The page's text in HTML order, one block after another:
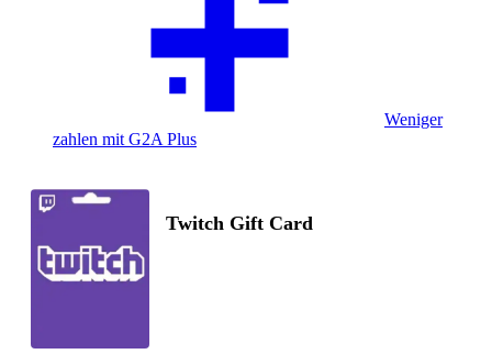
Weniger
zahlen mit G2A Plus
Twitch Gift Card